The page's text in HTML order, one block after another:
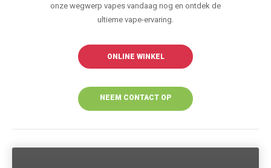
onze wegwerp vapes vandaag nog en ontdek de
ultieme vape-ervaring.
ONLINE WINKEL
NEEM CONTACT OP